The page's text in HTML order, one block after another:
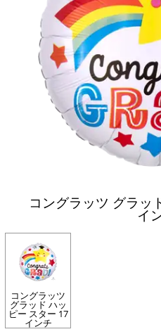
コングラッツ グラッ
イ
コングラッツ
グラッド ハッ
ピー スター 17
インチ